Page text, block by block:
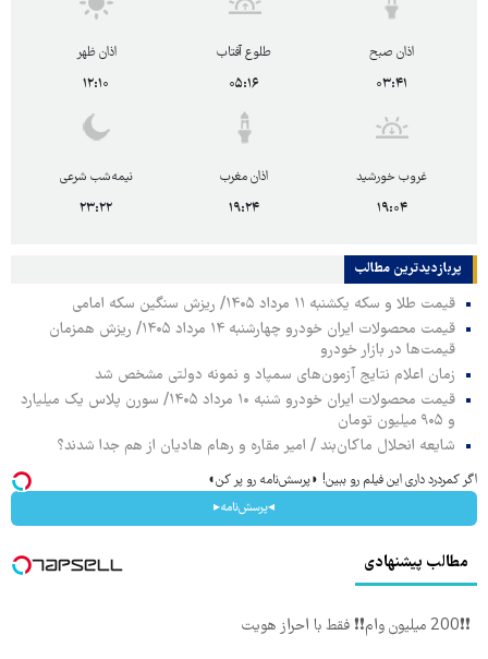
اذان صبح
۰۳:۴۱
طلوع آفتاب
۰۵:۱۶
اذان ظهر
۱۲:۱۰
غروب خورشید
۱۹:۰۴
اذان مغرب
۱۹:۲۴
نیمه‌شب شرعی
۲۳:۲۲
پربازدیدترین‌ مطالب
قیمت طلا و سکه یکشنبه ۱۱ مرداد ۱۴۰۵/ ریزش سنگین سکه امامی
قیمت محصولات ایران خودرو چهارشنبه ۱۴ مرداد ۱۴۰۵/ ریزش همزمان
قیمت‌ها در بازار خودرو
زمان اعلام نتایج آزمون‌های سمپاد و نمونه دولتی مشخص شد
قیمت محصولات ایران خودرو شنبه ۱۰ مرداد ۱۴۰۵/ سورن پلاس یک میلیارد
و ۹۰۵ میلیون تومان
شایعه انحلال ماکان‌بند / امیر مقاره و رهام هادیان از هم جدا شدند؟
اگر کمردرد داری این فیلم رو ببین! ◗پرسش‌نامه رو پر کن◖
◂پرسش‌نامه▸
مطالب پیشنهادی
❗❗200 میلیون وام❗❗ فقط با احراز هویت